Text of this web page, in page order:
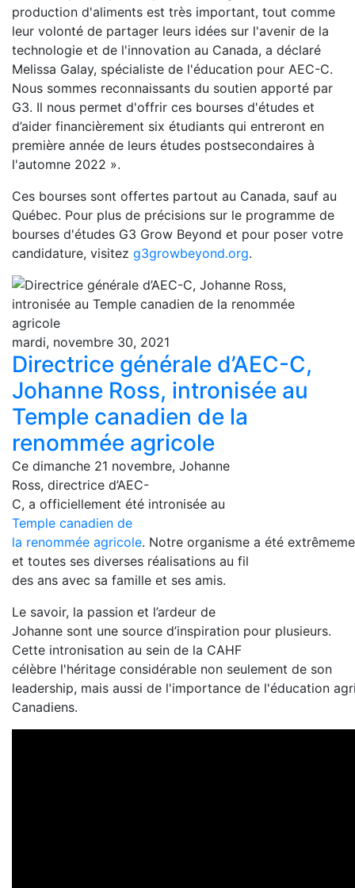
production d'aliments est très important, tout comme
leur volonté de partager leurs idées sur l'avenir de la
technologie et de l'innovation au Canada, a déclaré
Melissa Galay, spécialiste de l'éducation pour AEC-C.
Nous sommes reconnaissants du soutien apporté par
G3. Il nous permet d'offrir ces bourses d'études et
d’aider financièrement six étudiants qui entreront en
première année de leurs études postsecondaires à
l'automne 2022 ».
Ces bourses sont offertes partout au Canada, sauf au
Québec. Pour plus de précisions sur le programme de
bourses d'études G3 Grow Beyond et pour poser votre
candidature, visitez g3growbeyond.org.
mardi, novembre 30, 2021
Directrice générale d’AEC-C,
Johanne Ross, intronisée au
Temple canadien de la
renommée agricole
Ce dimanche 21 novembre, Johanne
Ross, directrice d’AEC-
C, a officiellement été intronisée au
Temple canadien de
la renommée agricole. Notre organisme a été
et toutes ses diverses réalisations au fil
des ans avec sa famille et ses amis.
Le savoir, la passion et l’ardeur de
Johanne sont une source d’inspiration pour plusieurs.
Cette intronisation au sein de la CAHF
célèbre l'héritage considérable non seulement de son
leadership, mais aussi de l'importance de l'éducation
Canadiens.